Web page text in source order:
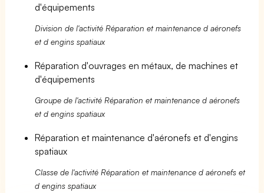
d'équipements
Division de l'activité Réparation et maintenance d aéronefs
et d engins spatiaux
Réparation d'ouvrages en métaux, de machines et
d'équipements
Groupe de l'activité Réparation et maintenance d aéronefs
et d engins spatiaux
Réparation et maintenance d'aéronefs et d'engins
spatiaux
Classe de l'activité Réparation et maintenance d aéronefs et
d engins spatiaux